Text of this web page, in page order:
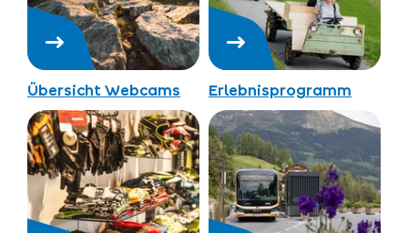
Übersicht Webcams Erlebnisprogramm